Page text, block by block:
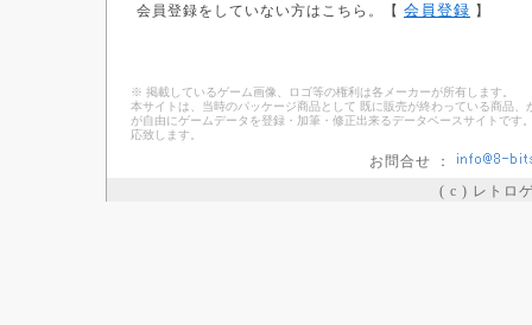
会員登録をしていない方はこちら。【 会員登録 】
※ 掲載しているゲーム画像、ロゴ等の権利は各メーカーが所有します。
本サイトは、当時のパッケージ商品として 既に販売が終わっている商品
が自由にゲームデータを登録・加筆・修正出来るデータベースサイトで
応致します。
お問合せ ：
( c ) レトロ